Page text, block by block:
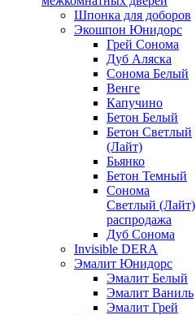
Шпонка для доборов
Экошпон Юнидорс
Грей Сонома
Дуб Аляска
Сонома Белый
Венге
Капучино
Бетон Белый
Бетон Светлый
(Лайт)
Бьянко
Бетон Темный
Сонома
Светлый (Лайт)
распродажа
Дуб Сонома
Invisible DERA
Эмалит Юнидорс
Эмалит Белый
Эмалит Ваниль
Эмалит Грей